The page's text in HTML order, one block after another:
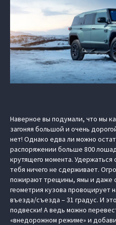
Наверное вы подумали, что мы
загоняя большой и очень
нет! Однако едва ли можно
распоряжении больше 800
крутящего момента.
тебя ничего не сдерживает.
пожирают трещины, ямы и даже
геометрия кузова провоцирует
въезда/съезда – 31 градус. И
подвески! А ведь можно
«внедорожном режиме» и